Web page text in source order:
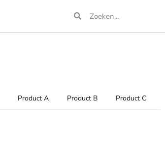
Product A Product B Product C